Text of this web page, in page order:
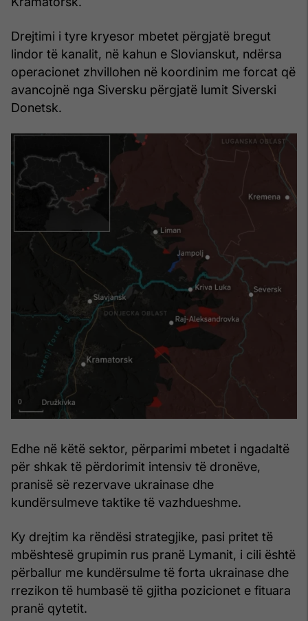
Drejtimi i tyre kryesor mbetet përgjatë bregut
lindor të kanalit, në kahun e Slovianskut, ndërsa
operacionet zhvillohen në koordinim me forcat që
avancojnë nga Siversku përgjatë lumit Siverski
Donetsk.
Edhe në këtë sektor, përparimi mbetet i ngadaltë
për shkak të përdorimit intensiv të dronëve,
pranisë së rezervave ukrainase dhe
kundërsulmeve taktike të vazhdueshme.
Ky drejtim ka rëndësi strategjike, pasi pritet të
mbështesë grupimin rus pranë Lymanit, i cili është
përballur me kundërsulme të forta ukrainase dhe
rrezikon të humbasë të gjitha pozicionet e fituara
pranë qytetit.